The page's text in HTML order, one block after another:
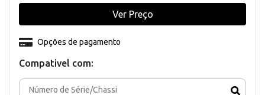
Compativel com:
Opções de pagamento
Ver Preço